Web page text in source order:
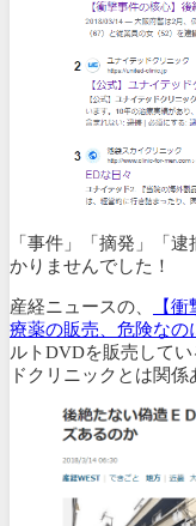
「事件」「摘発」「
かりませんでした！
産経ニュースの、
【
療薬の販売、危険なの
ルトDVDを販売して
ドクリニックとは関係